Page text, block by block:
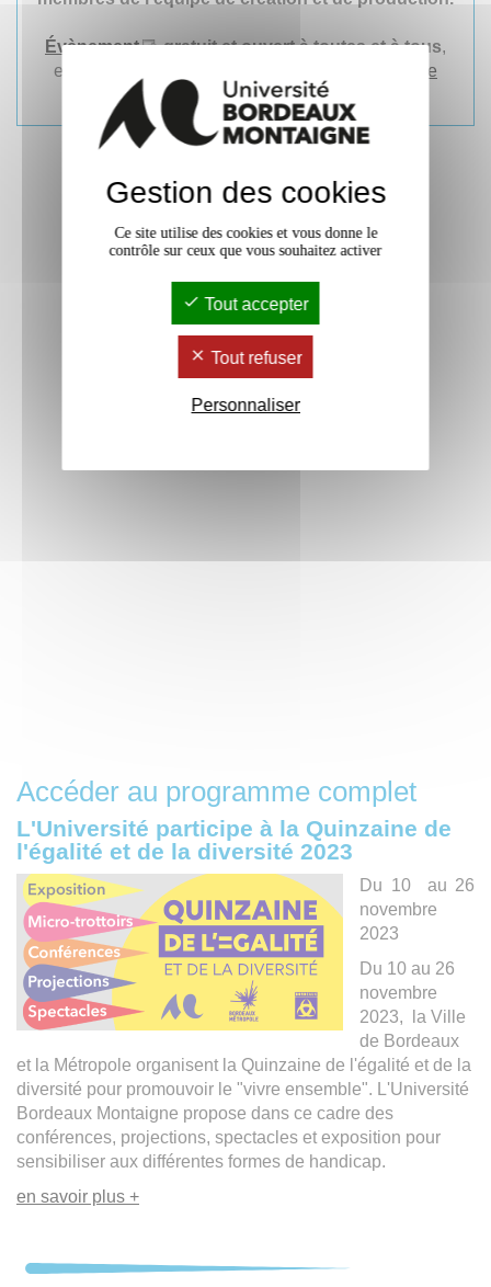
Évènement gratuit et ouvert à toutes et à tous,
en partenariat avec le
service
Culture
de l'université
Accéder au programme complet
L'Université participe à la Quinzaine de
l'égalité et de la diversité 2023
Du 10 au 26
novembre
2023
Du 10 au 26
novembre
2023, la Ville
de Bordeaux
et la Métropole organisent la Quinzaine de l'égalité et de la
diversité pour promouvoir le "vivre ensemble". L'Université
Bordeaux Montaigne propose dans ce cadre des
conférences, projections, spectacles et exposition pour
sensibiliser aux différentes formes de handicap.
en savoir plus +
Gestion des cookies
Ce site utilise des cookies et vous donne le
contrôle sur ceux que vous souhaitez activer
Tout accepter
Tout refuser
Personnaliser